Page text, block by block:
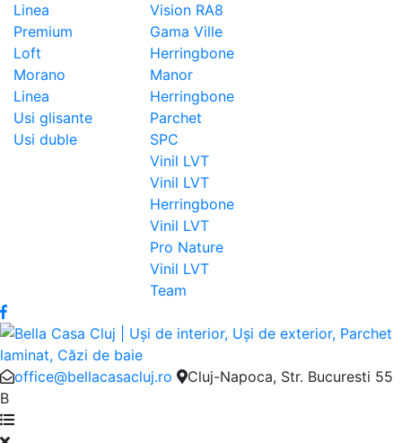
Linea
Premium
Loft
Morano
Linea
Usi glisante
Usi duble
Vision RA8
Gama Ville
Herringbone
Manor
Herringbone
Parchet
SPC
Vinil LVT
Vinil LVT
Herringbone
Vinil LVT
Pro Nature
Vinil LVT
Team
office@bellacasacluj.ro
Cluj-Napoca, Str. Bucuresti 55
B